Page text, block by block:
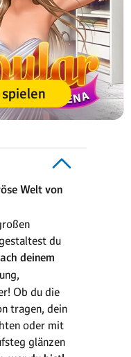
Welt von
du
deinem
Ob du die
tragen, dein
oder mit
glänzen